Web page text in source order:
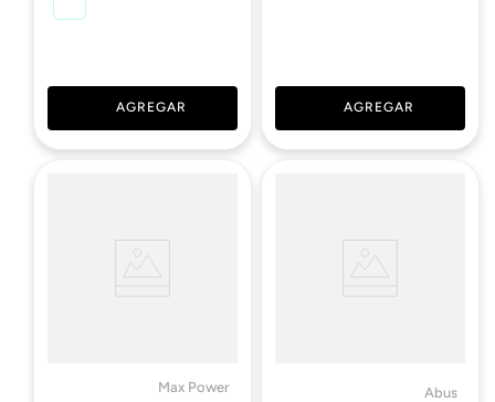
AGREGAR AGREGAR
Max Power Abus